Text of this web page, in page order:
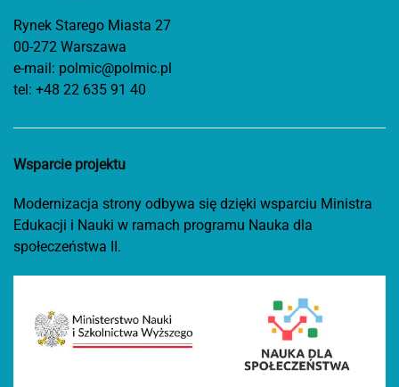
Rynek Starego Miasta 27
00-272 Warszawa
e-mail: polmic@polmic.pl
tel: +48 22 635 91 40
Wsparcie projektu
Modernizacja strony odbywa się dzięki wsparciu Ministra
Edukacji i Nauki w ramach programu Nauka dla
społeczeństwa II.